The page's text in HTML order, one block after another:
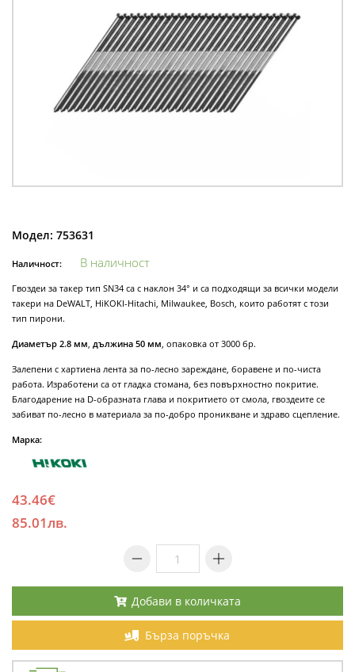
Модел: 753631
Наличност: В наличност
Гвоздеи за такер тип SN34 са с наклон 34° и са подходящи за всички модели
такери на DeWALT, HiKOKI-Hitachi, Milwaukee, Bosch, които работят с този
тип пирони.
Диаметър 2.8 мм дължина 50 мм , опаковка от 3000 бр.
Залепени с хартиена лента за по-лесно зареждане, боравене и по-чиста
работа. Изработени са от гладка стомана, без повърхностно покритие.
Благодарение на D-образната глава и покритието от смола, гвоздеите се
забиват по-лесно в материала за по-добро проникване и здраво сцепление.
Марка:
43.46€
85.01лв.
Добави в количката
Бърза поръчка